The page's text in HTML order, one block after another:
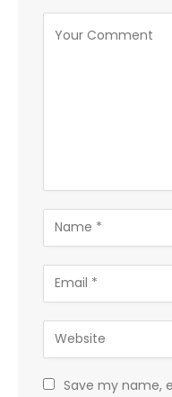
Save my name,